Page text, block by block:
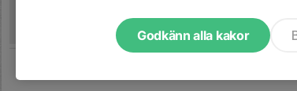
Godkänn alla kakor